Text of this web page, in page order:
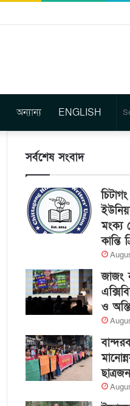
অন্যান্য ENGLISH
সর্বশেষ সংবাদ
মংক্য
কান্তি
জাজং
ও